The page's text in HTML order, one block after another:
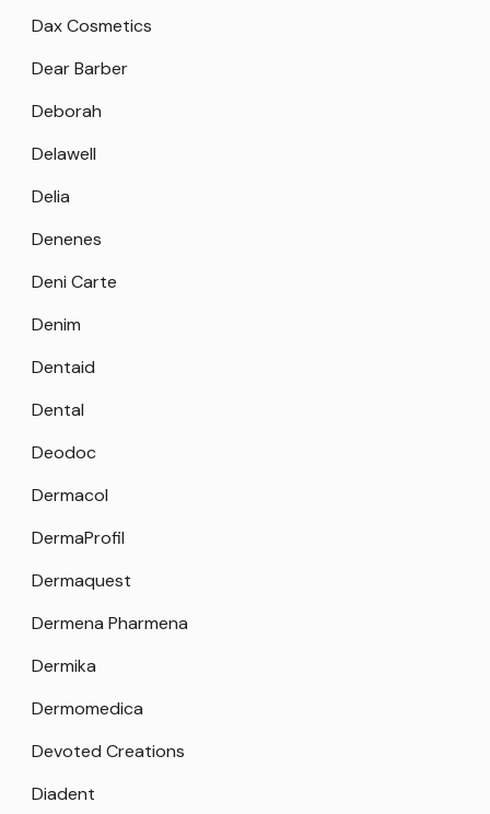
Dax Cosmetics
Dear Barber
Deborah
Delawell
Delia
Denenes
Deni Carte
Denim
Dentaid
Dental
Deodoc
Dermacol
DermaProfil
Dermaquest
Dermena Pharmena
Dermika
Dermomedica
Devoted Creations
Diadent